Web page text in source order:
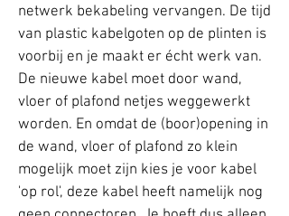
netwerk bekabeling vervangen. De tijd
van plastic kabelgoten op de plinten is
voorbij en je maakt er écht werk van.
De nieuwe kabel moet door wand,
vloer of plafond netjes weggewerkt
worden. En omdat de (boor)opening in
de wand, vloer of plafond zo klein
mogelijk moet zijn kies je voor kabel
'op rol', deze kabel heeft namelijk nog